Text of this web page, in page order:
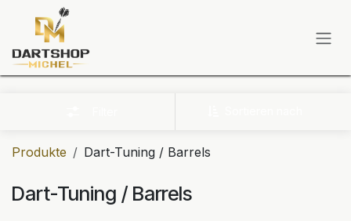
Zum Inhalt springen
Produkte Dart-Tuning / Barrels
Dart-Tuning / Barrels